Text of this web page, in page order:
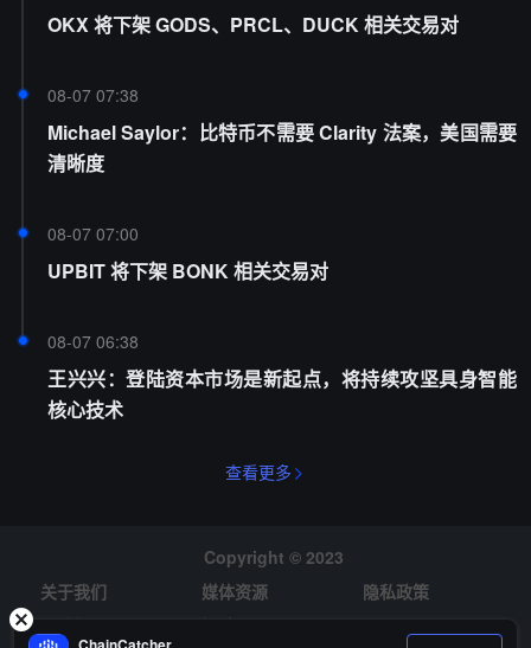
OKX 将下架 GODS、PRCL、DUCK 相关交易对
08-07 07:38
Michael Saylor：比特币不需要 Clarity 法案，美国需要
清晰度
08-07 07:00
UPBIT 将下架 BONK 相关交易对
08-07 06:38
王兴兴：登陆资本市场是新起点，将持续攻坚具身智能
核心技术
查看更多
Copyright © 2023
关于我们
媒体资源
隐私政策
风险提示
招聘